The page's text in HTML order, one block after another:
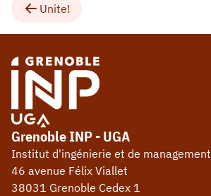
Unite!
Grenoble INP - UGA
Institut d'ingénierie et de management
46 avenue Félix Viallet
38031 Grenoble Cedex 1